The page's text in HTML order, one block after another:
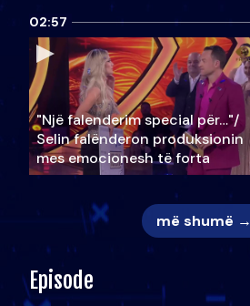
02:57
"Një falenderim special për…"/
Selin falënderon produksionin
mes emocionesh të forta
më shumë →
Episode